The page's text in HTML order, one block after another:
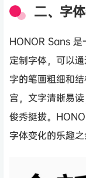
二、字
HONOR Sans 是
定制字体，可以
字的笔画粗细和
宫，文字清晰易
俊秀挺拔。
字体变化的乐趣之